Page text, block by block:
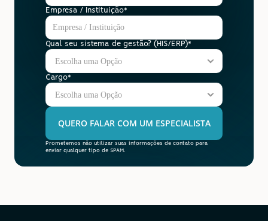
Empresa / Instituição*
Qual seu sistema de gestão? (HIS/ERP)*
Cargo*
QUERO FALAR COM UM ESPECIALISTA
Prometemos não utilizar suas informações de contato para
enviar qualquer tipo de SPAM.